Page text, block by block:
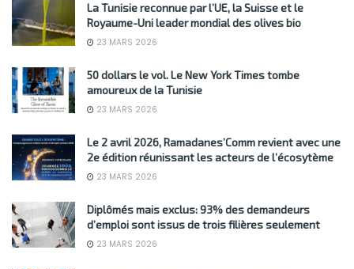
La Tunisie reconnue par l’UE, la Suisse et le
Royaume-Uni leader mondial des olives bio
23 MARS 2026
50 dollars le vol. Le New York Times tombe
amoureux de la Tunisie
23 MARS 2026
Le 2 avril 2026, Ramadanes’Comm revient avec une
2e édition réunissant les acteurs de l’écosytème
23 MARS 2026
Diplômés mais exclus: 93% des demandeurs
d’emploi sont issus de trois filières seulement
23 MARS 2026